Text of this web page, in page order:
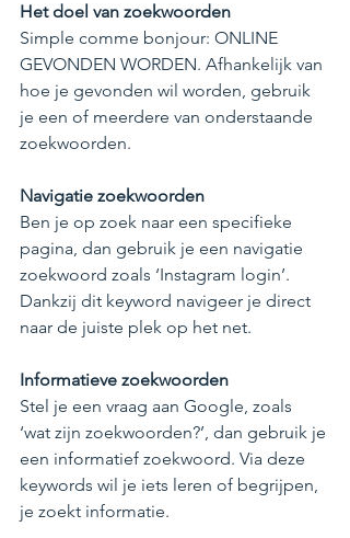
Het doel van zoekwoorden
Simple comme bonjour: ONLINE
GEVONDEN WORDEN. Afhankelijk van
hoe je gevonden wil worden, gebruik
je een of meerdere van onderstaande
zoekwoorden.
Navigatie zoekwoorden
Ben je op zoek naar een specifieke
pagina, dan gebruik je een navigatie
zoekwoord zoals ‘Instagram login’.
Dankzij dit keyword navigeer je direct
naar de juiste plek op het net.
Informatieve zoekwoorden
Stel je een vraag aan Google, zoals
‘wat zijn zoekwoorden?’, dan gebruik je
een informatief zoekwoord. Via deze
keywords wil je iets leren of begrijpen,
je zoekt informatie.